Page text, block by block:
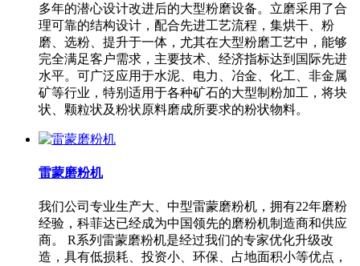
多年的潜心设计改进后的大型粉磨设备。立磨采用了合
理可靠的结构设计，配合先进工艺流程，集烘干、粉
磨、选粉、提升于一体，尤其在大型粉磨工艺中，能够
完全满足客户需求，主要技术、经济指标达到国际先进
水平。可广泛应用于水泥、电力、冶金、化工、非金属
矿等行业，特别适用于各种矿石的大型制粉加工，将块
状、颗粒状及粉状原料磨成所要求的粉状物料。
雷蒙磨粉机
我们公司专业生产大、中型雷蒙磨粉机，拥有22年磨粉
经验，科菲达已经成为中国领先的磨粉机制造商和供应
商。 R系列雷蒙磨粉机是经过我们的专家优化升级改
造，具有低损耗、投资小、环保、占地面积小等优点，